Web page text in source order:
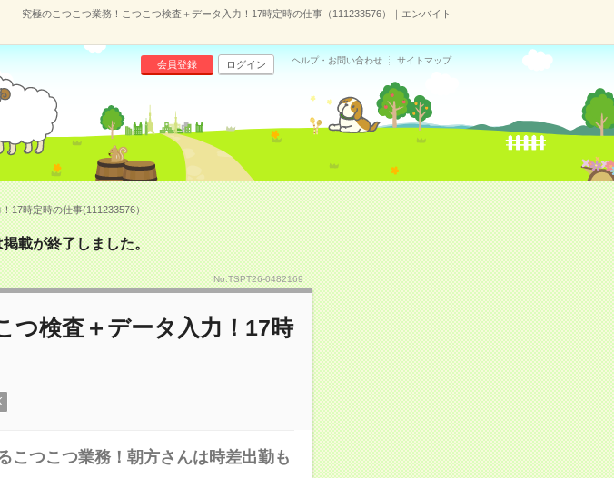
究極のこつこつ業務！こつこつ検査＋データ入力！17時定時の仕事（111233576）｜エンバイト
会員登録 ログイン ヘルプ・お問い合わせ サイトマップ
17時定時の仕事(111233576）
載が終了しました。
No.TSPT26-0482169
つ検査＋データ入力！17時
こつこつ業務！朝方さんは時差出勤も